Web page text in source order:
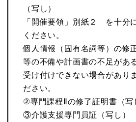
（写し）
「開催要領」別紙２ を十分
ください。
個人情報（固有名詞等）の修
等の不備や計画書の不足があ
受け付けできない場合があり
ださい。
②専門課程Ⅱの修了証明書（写
③介護支援専門員証（写し）